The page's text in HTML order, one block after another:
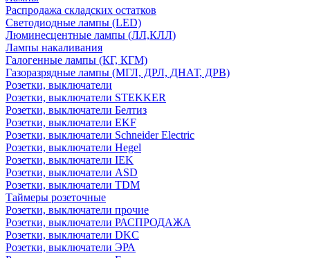
Распродажа складских остатков
Светодиодные лампы (LED)
Люминесцентные лампы (ЛЛ,КЛЛ)
Лампы накаливания
Галогенные лампы (КГ, КГМ)
Газоразрядные лампы (МГЛ, ДРЛ, ДНАТ, ДРВ)
Розетки, выключатели
Розетки, выключатели STEKKER
Розетки, выключатели Белтиз
Розетки, выключатели EKF
Розетки, выключатели Schneider Electric
Розетки, выключатели Hegel
Розетки, выключатели IEK
Розетки, выключатели ASD
Розетки, выключатели TDM
Таймеры розеточные
Розетки, выключатели прочие
Розетки, выключатели РАСПРОДАЖА
Розетки, выключатели DKC
Розетки, выключатели ЭРА